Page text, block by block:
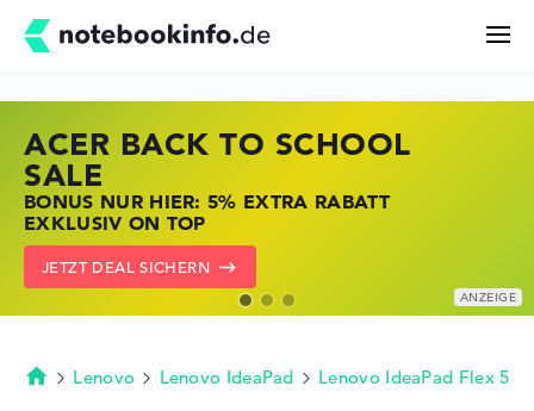
Kaufberatung
Technik & Wissen
ACER BACK TO SCHOOL
SALE
BONUS NUR HIER: 5% EXTRA RABATT
EXKLUSIV ON TOP
JETZT DEAL SICHERN
HP STORE SSV DEALS
JETZT ZUGREIFEN: NOTEBOOKS BEI HP
KRÄFTIG REDUZIERT
ZU DEN HP ANGEBOTEN
LENOVO LAPTOP DEALS
NOTEBOOKS BEI LENOVO JETZT
KRÄFTIG REDUZIERT
LENOVO DEALS ZEIGEN
Startseite
Lenovo Lenovo IdeaPad Lenovo IdeaPad Flex 5